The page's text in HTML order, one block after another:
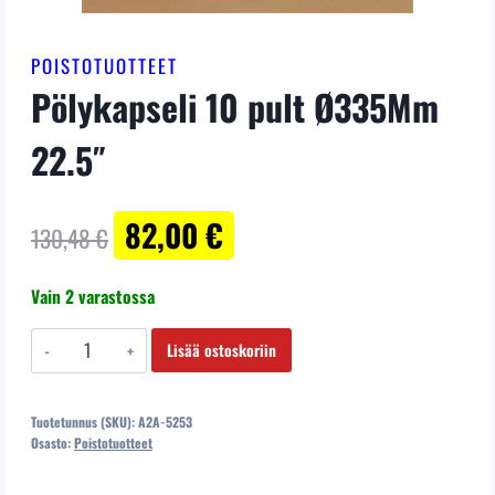
POISTOTUOTTEET
Pölykapseli 10 pult Ø335Mm
22.5″
130,48€ Alkuperäinen
hinta
oli:
130,48 €.
82,00€
hinta
82,00 €.
Vain 2 varastossa
Pölykapseli
10
Ø335Mm
Lisää ostoskoriin
Tuotetunnus (SKU):A2A-5253
Osasto:Poistotuotteet